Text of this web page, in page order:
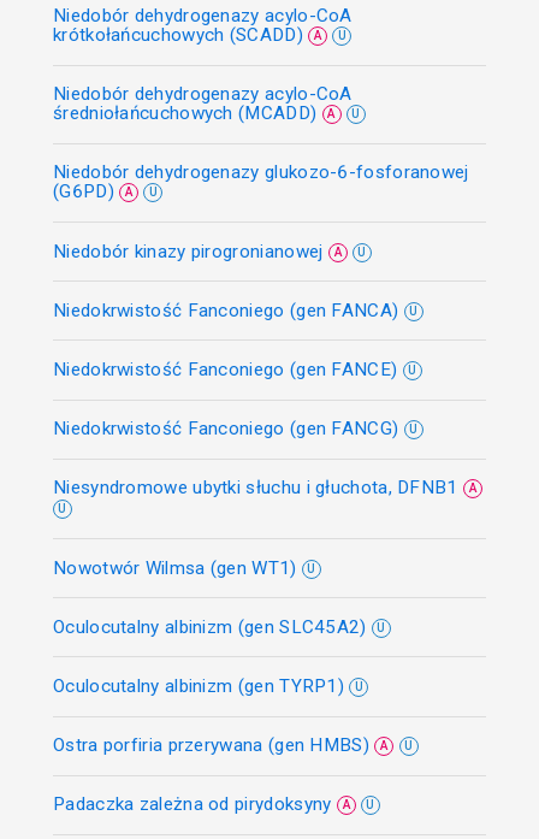
Niedobór dehydrogenazy acylo-CoA
krótkołańcuchowych (SCADD)
A U
Niedobór dehydrogenazy acylo-CoA
średniołańcuchowych (MCADD)
A U
Niedobór dehydrogenazy glukozo-6-fosforanowej
(G6PD)
A U
Niedobór kinazy pirogronianowej A U
Niedokrwistość Fanconiego (gen FANCA) U
Niedokrwistość Fanconiego (gen FANCE) U
Niedokrwistość Fanconiego (gen FANCG) U
Niesyndromowe ubytki słuchu i głuchota, DFNB1
A
U
Nowotwór Wilmsa (gen WT1) U
Oculocutalny albinizm (gen SLC45A2) U
Oculocutalny albinizm (gen TYRP1) U
Ostra porfiria przerywana (gen HMBS) A U
Padaczka zależna od pirydoksyny A U